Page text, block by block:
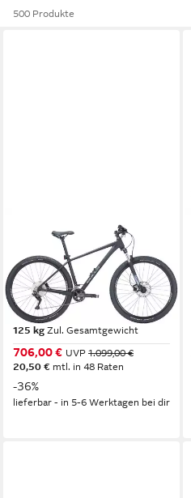
500 Produkte
Mountainbike Bulls
Copperhead 2 29'' schwarz
2025
40 cm Rahmenhöhe
20 Gänge
125 kg Zul. Gesamtgewicht
706,00 € UVP 1.099,00 €
20,50 € mtl. in 48 Raten
-36%
lieferbar - in 5-6 Werktagen bei dir